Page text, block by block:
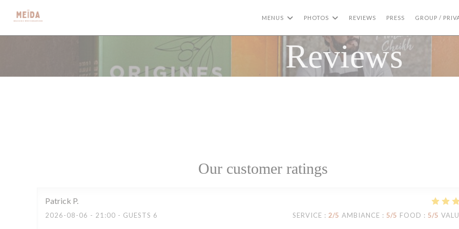
Personalizing your cookie choices
MENUS PHOTOS REVIEWS PRESS GROUP /
Reviews
Our customer ratings
Patrick P
2026-08-06 - 21:00 - GUESTS 6 SERVICE : 2/5 AMBIANCE : 5/5 FOOD : 5/5